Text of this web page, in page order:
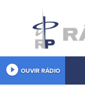
play_circle_filled OUVIR RÁDIO